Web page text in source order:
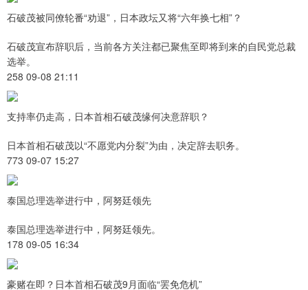
石破茂被同僚轮番“劝退”，日本政坛又将“六年换七相”？
石破茂宣布辞职后，当前各方关注都已聚焦至即将到来的自民党总裁
选举。
258 09-08 21:11
支持率仍走高，日本首相石破茂缘何决意辞职？
日本首相石破茂以“不愿党内分裂”为由，决定辞去职务。
773 09-07 15:27
泰国总理选举进行中，阿努廷领先
泰国总理选举进行中，阿努廷领先。
178 09-05 16:34
豪赌在即？日本首相石破茂9月面临“罢免危机”